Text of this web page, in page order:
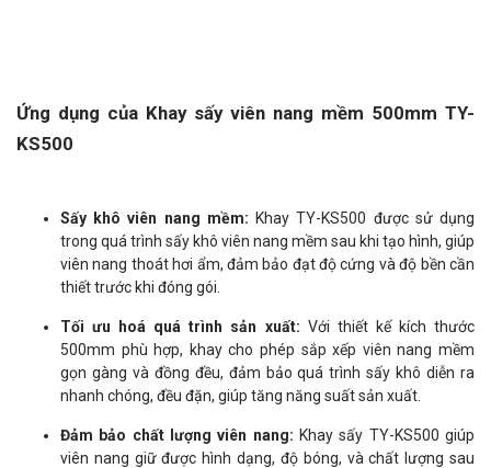
Ứng dụng của Khay sấy viên nang mềm 500mm TY-
KS500
Sấy khô viên nang mềm: Khay TY-KS500 được sử dụng
trong quá trình sấy khô viên nang mềm sau khi tạo hình, giúp
viên nang thoát hơi ẩm, đảm bảo đạt độ cứng và độ bền cần
thiết trước khi đóng gói.
Tối ưu hoá quá trình sản xuất: Với thiết kế kích thước
500mm phù hợp, khay cho phép sắp xếp viên nang mềm
gọn gàng và đồng đều, đảm bảo quá trình sấy khô diễn ra
nhanh chóng, đều đặn, giúp tăng năng suất sản xuất.
Đảm bảo chất lượng viên nang: Khay sấy TY-KS500 giúp
viên nang giữ được hình dạng, độ bóng, và chất lượng sau